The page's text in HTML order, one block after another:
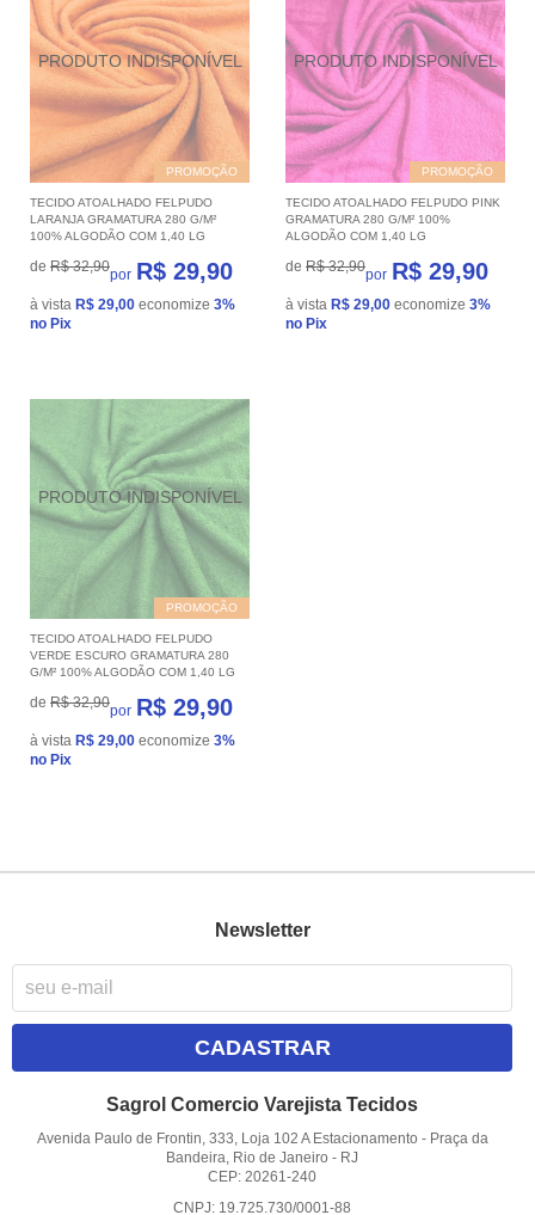
PROMOÇÃO
TECIDO ATOALHADO FELPUDO
LARANJA GRAMATURA 280 G/M²
100% ALGODÃO COM 1,40 LG
de R$ 32,90por R$ 29,90
à vista R$ 29,00 economize 3%
no Pix
PROMOÇÃO
TECIDO ATOALHADO FELPUDO PINK
GRAMATURA 280 G/M² 100%
ALGODÃO COM 1,40 LG
de R$ 32,90por R$ 29,90
à vista R$ 29,00 economize 3%
no Pix
PROMOÇÃO
TECIDO ATOALHADO FELPUDO
VERDE ESCURO GRAMATURA 280
G/M² 100% ALGODÃO COM 1,40 LG
de R$ 32,90por R$ 29,90
à vista R$ 29,00 economize 3%
no Pix
Newsletter
CADASTRAR
Sagrol Comercio Varejista Tecidos
Avenida Paulo de Frontin, 333, Loja 102 A Estacionamento - Praça da
Bandeira, Rio de Janeiro - RJ
CEP: 20261-240
CNPJ: 19.725.730/0001-88